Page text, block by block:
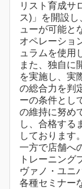
リスト育成サ
ス)」を開設
ューが可能と
オペレーショ
ュラムを使用
また、独自に
を実施し、実
の総合力を判
ーの条件とし
の維持に努め
し、合格する
しております。
一方で店舗へ
トレーニング
ヴァノ・ユニ
各種セミナー